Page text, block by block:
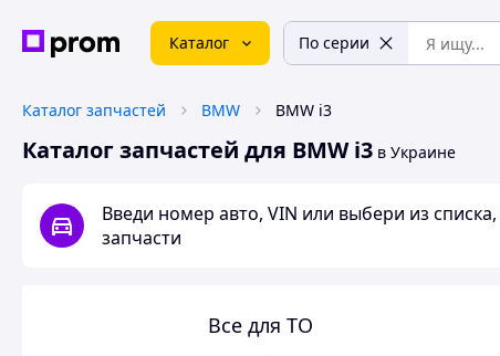
Каталог По серии
Каталог запчастей BMW BMW i3
Каталог запчастей для BMW i3 в Украине
Введи номер авто, VIN или выбери из
запчасти
Все для ТО